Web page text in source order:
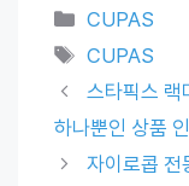
Categories
CUPAS
Tags
CUPAS
스타픽스 랙
하나뿐인 상품
자이로콥 전